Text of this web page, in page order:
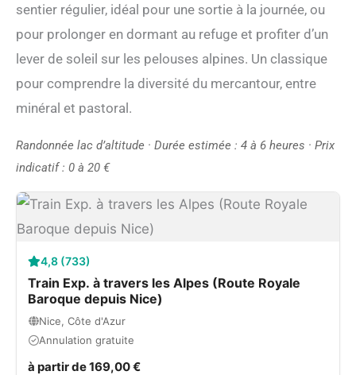
sentier régulier, idéal pour une sortie à la journée, ou
pour prolonger en dormant au refuge et profiter d’un
lever de soleil sur les pelouses alpines. Un classique
pour comprendre la diversité du mercantour, entre
minéral et pastoral.
Randonnée lac d’altitude · Durée estimée : 4 à 6 heures · Prix
indicatif : 0 à 20 €
4,8 (733)
Train Exp. à travers les Alpes (Route Royale
Baroque depuis Nice)
Nice, Côte d'Azur
Annulation gratuite
à partir de 169,00 €